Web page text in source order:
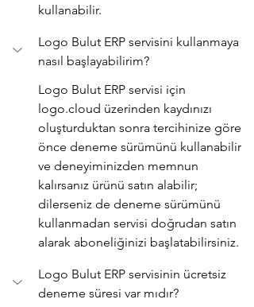
kullanabilir.
Logo Bulut ERP servisini kullanmaya
nasıl başlayabilirim?
Logo Bulut ERP servisi için
logo.cloud üzerinden kaydınızı
oluşturduktan sonra tercihinize göre
önce deneme sürümünü kullanabilir
ve deneyiminizden memnun
kalırsanız ürünü satın alabilir;
dilerseniz de deneme sürümünü
kullanmadan servisi doğrudan satın
alarak aboneliğinizi başlatabilirsiniz.
Logo Bulut ERP servisinin ücretsiz
deneme süresi var mıdır?